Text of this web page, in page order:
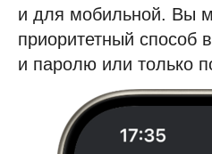
и для мобильной. Вы
приоритетный способ
и паролю или только